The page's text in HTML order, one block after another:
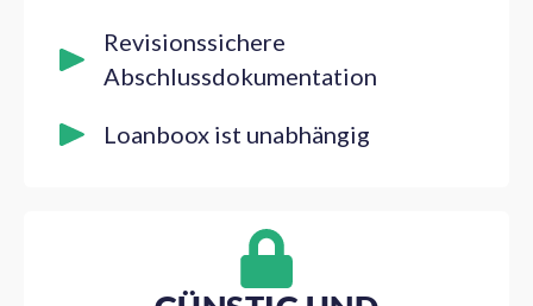
Revisionssichere
Abschlussdokumentation
Loanboox ist unabhängig